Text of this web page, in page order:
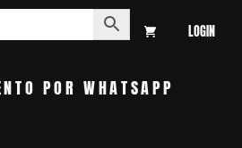
LOGIN
POR WHATSAPP